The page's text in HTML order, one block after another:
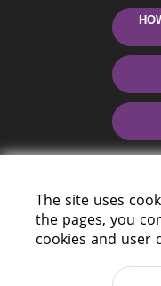
The site uses
the pages, you
cookies and user